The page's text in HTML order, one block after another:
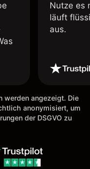
Nutze es
läuft
aus.
werden angezeigt. Die
anonymisiert, um
der DSGVO zu